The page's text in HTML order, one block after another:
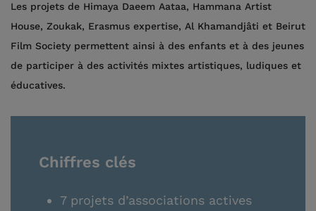
Les projets de Himaya Daeem Aataa, Hammana Artist
House, Zoukak, Erasmus expertise, Al Khamandjâti et Beirut
Film Society permettent ainsi à des enfants et à des jeunes
de participer à des activités mixtes artistiques, ludiques et
éducatives.
Chiffres clés
7 projets d’associations actives